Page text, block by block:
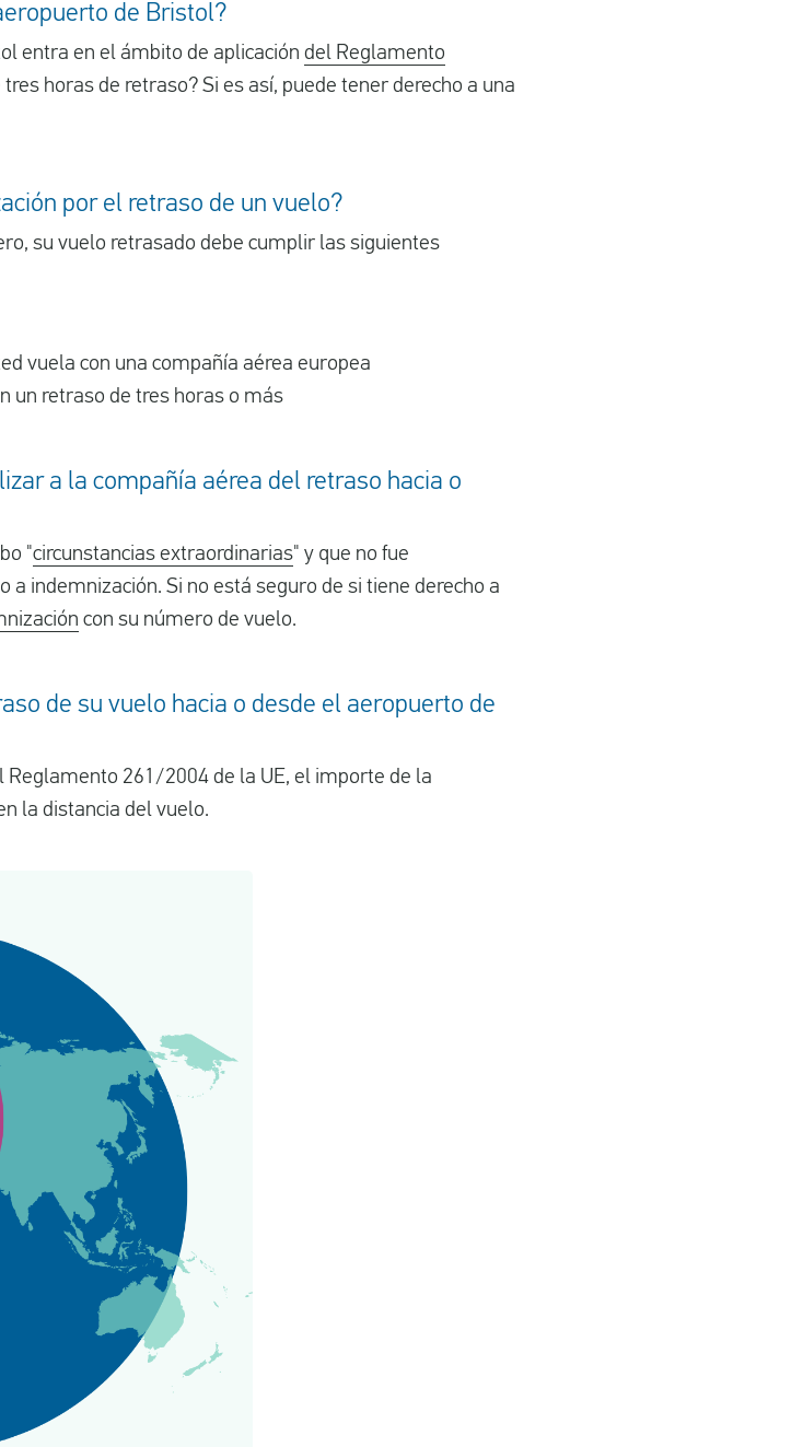
de Bristol?
entra en el ámbito de aplicación del Reglamento
horas de retraso? Si es así, puede tener derecho a una
por el retraso de un vuelo?
su vuelo retrasado debe cumplir las siguientes
vuela con una compañía aérea europea
un retraso de tres horas o más
a la compañía aérea del retraso hacia o
"circunstancias extraordinarias" y que no fue
indemnización. Si no está seguro de si tiene derecho a
con su número de vuelo.
de su vuelo hacia o desde el aeropuerto de
261/2004 de la UE, el importe de la
la distancia del vuelo.